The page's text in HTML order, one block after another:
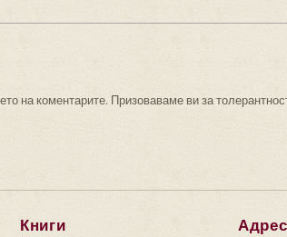
на коментарите. Призоваваме ви за
Книги Адрес